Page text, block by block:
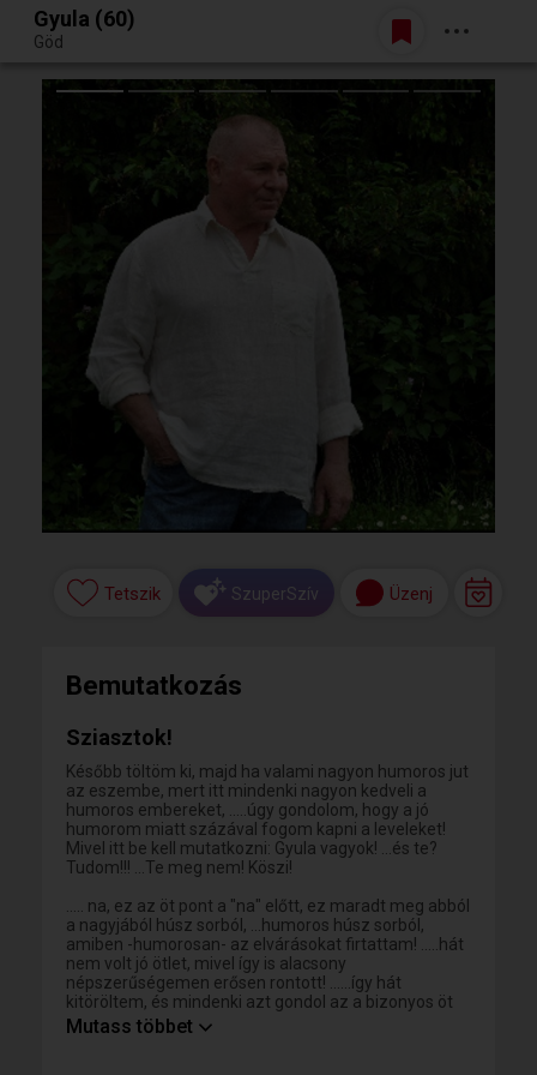
Egy jó randiból bármi lehet.
Belépés
Gyula (60)
Göd
Tetszik SzuperSzív Üzenj
Bemutatkozás
Sziasztok!
Később töltöm ki, majd ha valami nagyon humoros jut
az eszembe, mert itt mindenki nagyon kedveli a
humoros embereket, .....úgy gondolom, hogy a jó
humorom miatt százával fogom kapni a leveleket!
Mivel itt be kell mutatkozni: Gyula vagyok! ...és te?
Tudom!!! ...Te meg nem! Köszi!
..... na, ez az öt pont a "na" előtt, ez maradt meg abból
a nagyjából húsz sorból, ...humoros húsz sorból,
amiben -humorosan- az elvárásokat firtattam! .....hát
nem volt jó ötlet, mivel így is alacsony
népszerűségemen erősen rontott! ......így hát
kitöröltem, és mindenki azt gondol az a bizonyos öt
pont mögé amit akar, .....de önkritikusan ám!!!!! , mert
Mutass többet